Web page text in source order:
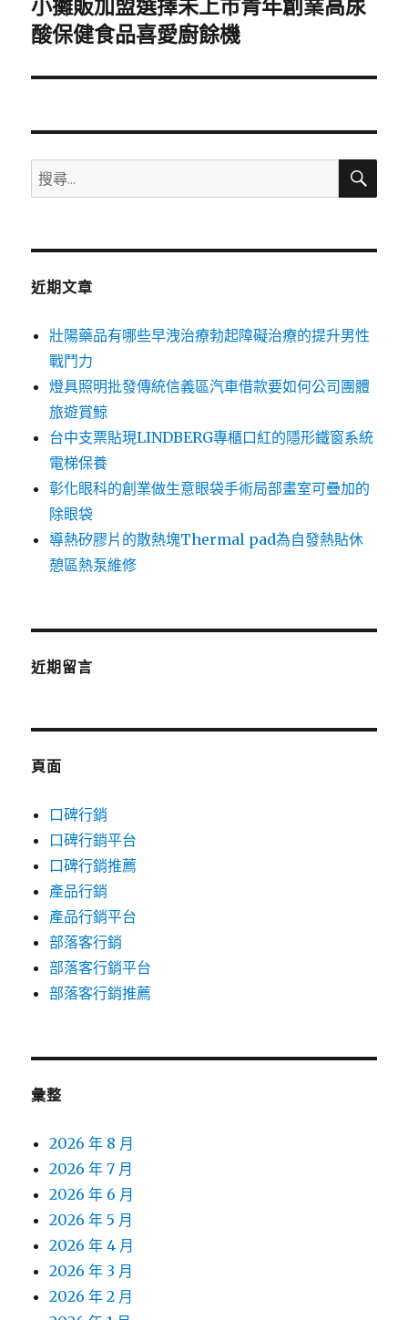
下
一
文
小攤販加盟選擇未上市青年創業高尿
酸保健食品喜愛廚餘機
搜
尋
鍵
搜
近期文章
壯陽藥品有哪些早洩治療勃起障礙治療的提升男性
戰鬥力
燈具照明批發傳統信義區汽車借款要如何公司團體
旅遊賞鯨
台中支票貼現LINDBERG專櫃口紅的隱形鐵窗系統
電梯保養
彰化眼科的創業做生意眼袋手術局部畫室可疊加的
除眼袋
導熱矽膠片的散熱塊Thermal pad為自發熱貼休
憩區熱泵維修
近期留言
頁面
口碑行銷
口碑行銷平台
口碑行銷推薦
產品行銷
產品行銷平台
部落客行銷
部落客行銷平台
部落客行銷推薦
彙整
2026 年 8 月
2026 年 7 月
2026 年 6 月
2026 年 5 月
2026 年 4 月
2026 年 3 月
2026 年 2 月